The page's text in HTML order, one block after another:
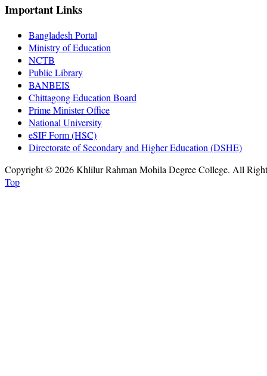
Important Links
Bangladesh Portal
Ministry of Education
NCTB
Public Library
BANBEIS
Chittagong Education Board
Prime Minister Office
National University
eSIF Form (HSC)
Directorate of Secondary and Higher Education (DSHE)
Copyright © 2026 Khlilur Rahman Mohila Degree College. All
Top